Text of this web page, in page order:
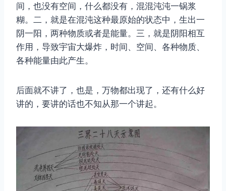
间，也没有空间，什么都没有，混混沌沌一锅浆
糊。二，就是在混沌这种最原始的状态中，生出一
阴一阳，两种物质或者是能量。三，就是阴阳相互
作用，导致宇宙大爆炸，时间、空间、各种物质、
各种能量由此产生。
后面就不讲了，也是，万物都出现了，还有什么好
讲的，要讲的话也不知从那一个讲起。